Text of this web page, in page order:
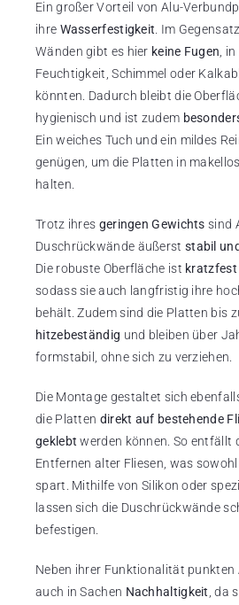
Ein großer Vorteil von Alu-
ihre Wasserfestigkeit . Im
Wänden gibt es hier keine Fugen ,
Feuchtigkeit, Schimmel oder
könnten. Dadurch bleibt die
hygienisch und ist zudem
Ein weiches Tuch und ein mildes
genügen, um die Platten in
halten.
Trotz ihres geringen Gewichts sind
Duschrückwände äußerst stabil
Die robuste Oberfläche ist
sodass sie auch langfristig ihre
behält. Zudem sind die Platten bis
hitzebeständig und bleiben über
formstabil, ohne sich zu verziehen.
Die Montage gestaltet sich
die Platten direkt auf bestehende
geklebt werden können. So entfällt
Entfernen alter Fliesen, was
spart. Mithilfe von Silikon oder
lassen sich die Duschrückwände
befestigen.
Neben ihrer Funktionalität
auch in Sachen Nachhaltigkeit , da